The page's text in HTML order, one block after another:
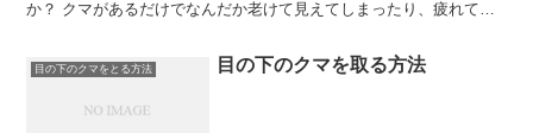
か？ クマがあるだけでなんだか老けて見えてしまったり、疲れてい
目の下のクマをとる方法 目の下のクマを取る方法